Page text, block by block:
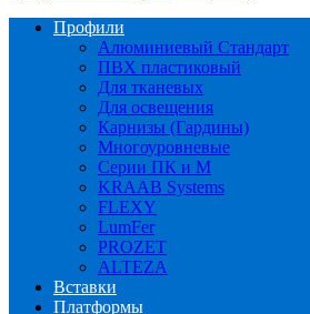
Профили
Алюминиевый Стандарт
ПВХ пластиковый
Для тканевых
Для освещения
Карнизы (Гардины)
Многоуровневые
Серии ПК и М
KRAAB Systems
FLEXY
LumFer
PROZET
ALTEZA
Вставки
Платформы